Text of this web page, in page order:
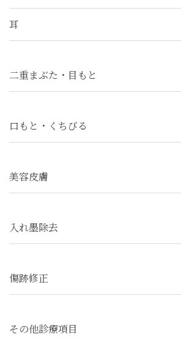
耳
二重まぶた・目もと
口もと・くちびる
美容皮膚
入れ墨除去
傷跡修正
その他診療項目